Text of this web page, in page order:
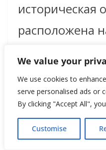
We value your
We use cookies to
serve personalised ads or
By clicking "Accept All",
Customise
историческая
расположена
западе,